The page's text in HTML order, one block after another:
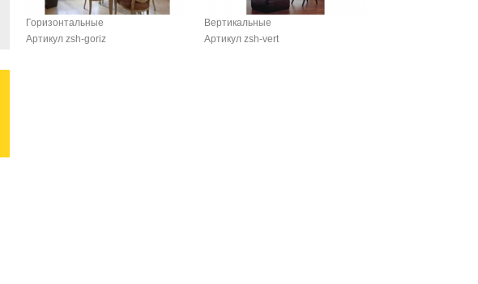
Горизонтальные
Артикул zsh-goriz
Вертикальные
Артикул zsh-vert